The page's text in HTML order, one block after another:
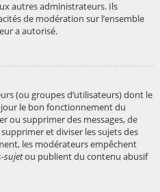
autres administrateurs. Ils
de modération sur l’ensemble
a autorisé.
(ou groupes d’utilisateurs) dont le
le bon fonctionnement du
ou supprimer des messages, de
et diviser les sujets des
les modérateurs empêchent
sujetou publient du contenu abusif